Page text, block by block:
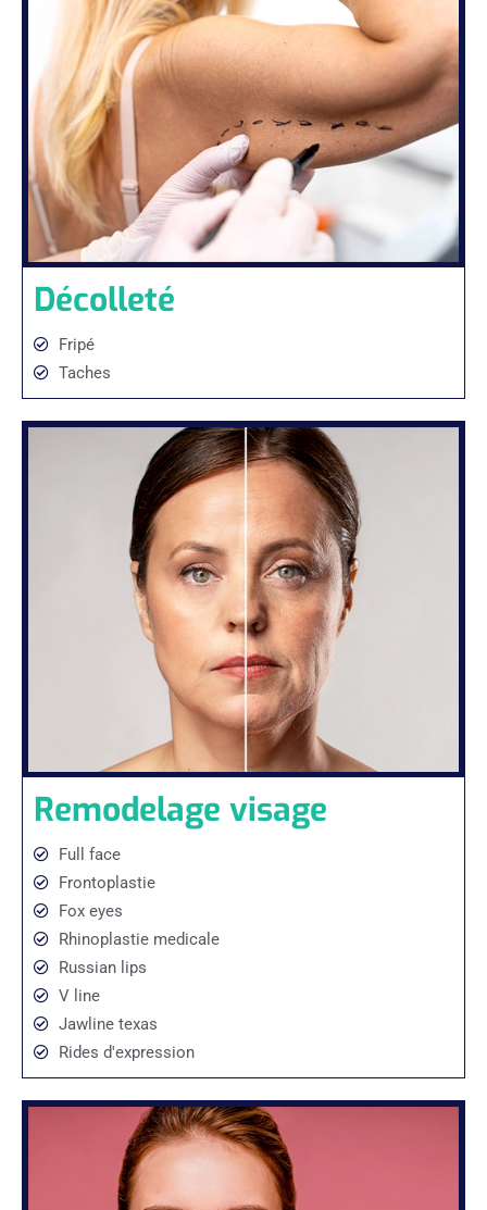
Décolleté
Fripé
Taches
Remodelage visage
Full face
Frontoplastie
Fox eyes
Rhinoplastie medicale
Russian lips
V line
Jawline texas
Rides d'expression